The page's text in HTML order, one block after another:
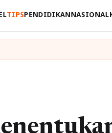
TIPSPENDIDIKANNASIONAL